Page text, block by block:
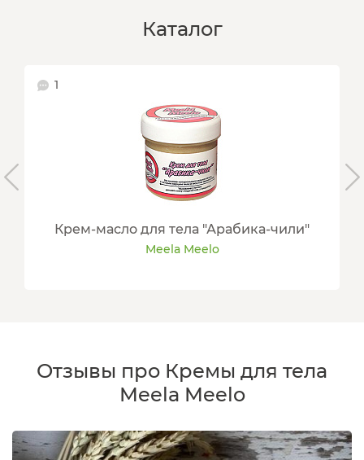
Каталог
1
Крем-масло для тела "Арабика-чили"
Meela Meelo
Отзывы про Кремы для тела
Meela Meelo